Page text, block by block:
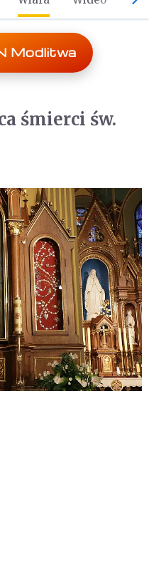
Modlitwa
śmierci św.